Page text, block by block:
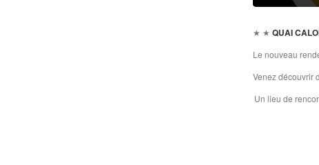
★ ★ QUAI
Le nouveau
Venez découvrir
Un lieu de